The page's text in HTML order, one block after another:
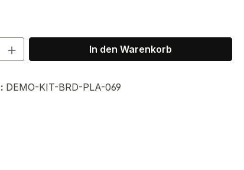
Bewertung von 3.67 von 5 Sternen
Gib den gewünschten Wert
In den Warenkorb
DEMO-KIT-BRD-PLA-069